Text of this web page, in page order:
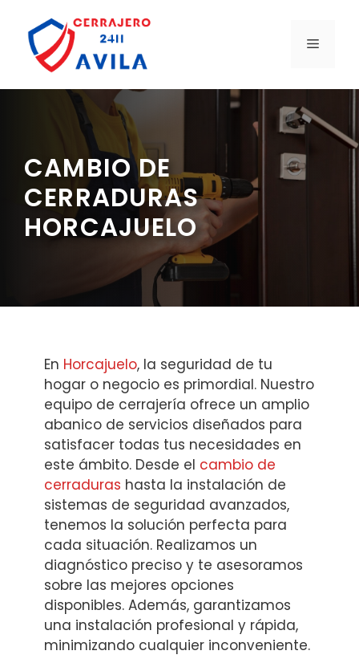
contenido
MENÚ
CAMBIO DE
CERRADURAS
HORCAJUELO
En Horcajuelo, la seguridad de tu
hogar o negocio es primordial. Nuestro
equipo de cerrajería ofrece un amplio
abanico de servicios diseñados para
satisfacer todas tus necesidades en
este ámbito. Desde el cambio de
cerraduras hasta la instalación de
sistemas de seguridad avanzados,
tenemos la solución perfecta para
cada situación. Realizamos un
diagnóstico preciso y te asesoramos
sobre las mejores opciones
disponibles. Además, garantizamos
una instalación profesional y rápida,
minimizando cualquier inconveniente.